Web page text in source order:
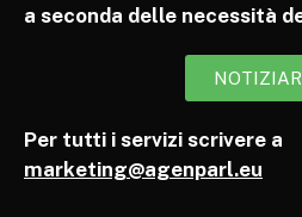
a seconda delle necessità
Per tutti i servizi scrivere a
marketing@agenparl.eu